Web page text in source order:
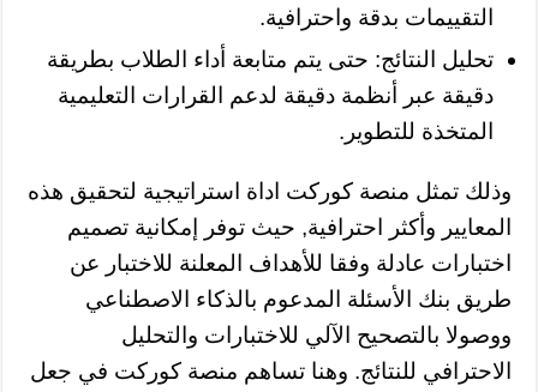
التقييمات بدقة واحترافية.
تحليل النتائج: حتى يتم متابعة أداء الطلاب بطريقة
دقيقة عبر أنظمة دقيقة لدعم القرارات التعليمية
المتخذة للتطوير.
وذلك تمثل منصة كوركت اداة استراتيجية لتحقيق هذه
المعايير وأكثر احترافية, حيث توفر إمكانية تصميم
اختبارات عادلة وفقا للأهداف المعلنة للاختبار عن
طريق بنك الأسئلة المدعوم بالذكاء الاصطناعي
ووصولا بالتصحيح الآلي للاختبارات والتحليل
الاحترافي للنتائج. وهنا تساهم منصة كوركت في جعل